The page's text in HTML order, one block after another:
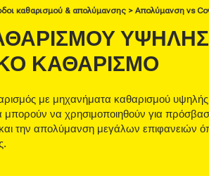
καθαρισμού & απολύμανσης > Απολύμανση vs
ΥΨΗΛΉΣ
ΚΑΘΑΡΙΣΜΌ
με μηχανήματα καθαρισμού
μπορούν να χρησιμοποιηθούν για
την απολύμανση μεγάλων επιφανειών